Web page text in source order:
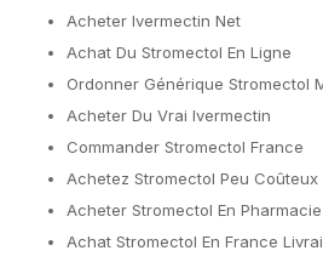
Acheter Ivermectin Net
Achat Du Stromectol En Ligne
Ordonner Générique Stromectol
Acheter Du Vrai Ivermectin
Commander Stromectol France
Achetez Stromectol Peu
Acheter Stromectol En Pharmacie
Achat Stromectol En France